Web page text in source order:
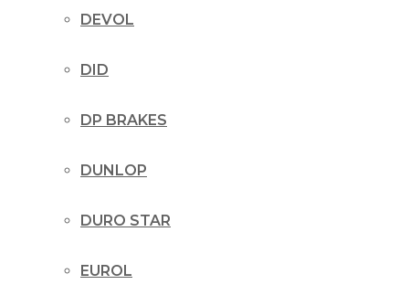
DEVOL
DID
DP BRAKES
DUNLOP
DURO STAR
EUROL